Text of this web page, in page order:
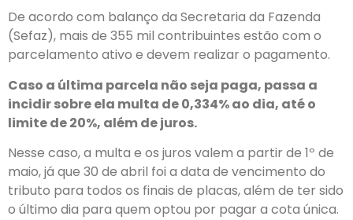
De acordo com balanço da Secretaria da Fazenda
(Sefaz), mais de 355 mil contribuintes estão com o
parcelamento ativo e devem realizar o pagamento.
Caso a última parcela não seja paga, passa a
incidir sobre ela multa de 0,334% ao dia, até o
limite de 20%, além de juros.
Nesse caso, a multa e os juros valem a partir de 1º de
maio, já que 30 de abril foi a data de vencimento do
tributo para todos os finais de placas, além de ter sido
o último dia para quem optou por pagar a cota única.